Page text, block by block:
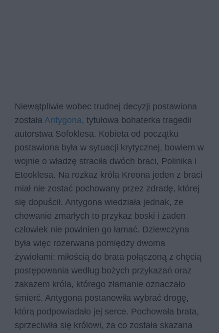
Niewątpliwie wobec trudnej decyzji postawiona
została Antygona, tytułowa bohaterka tragedii
autorstwa Sofoklesa. Kobieta od początku
postawiona była w sytuacji krytycznej, bowiem w
wojnie o władzę straciła dwóch braci, Polinika i
Eteoklesa. Na rozkaz króla Kreona jeden z braci
miał nie zostać pochowany przez zdradę, której
się dopuścił. Antygona wiedziała jednak, że
chowanie zmarłych to przykaz boski i żaden
człowiek nie powinien go łamać. Dziewczyna
była więc rozerwana pomiędzy dwoma
żywiołami: miłością do brata połączoną z chęcią
postępowania według bożych przykazań oraz
zakazem króla, którego złamanie oznaczało
śmierć. Antygona postanowiła wybrać drogę,
którą podpowiadało jej serce. Pochowała brata,
sprzeciwiła się królowi, za co została skazana